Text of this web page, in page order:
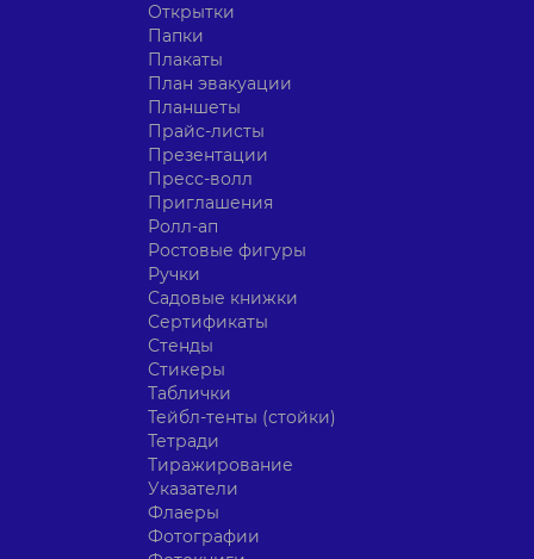
Открытки
Папки
Плакаты
План эвакуации
Планшеты
Прайс-листы
Презентации
Пресс-волл
Приглашения
Ролл-ап
Ростовые фигуры
Ручки
Садовые книжки
Сертификаты
Стенды
Стикеры
Таблички
Тейбл-тенты (стойки)
Тетради
Тиражирование
Указатели
Флаеры
Фотографии